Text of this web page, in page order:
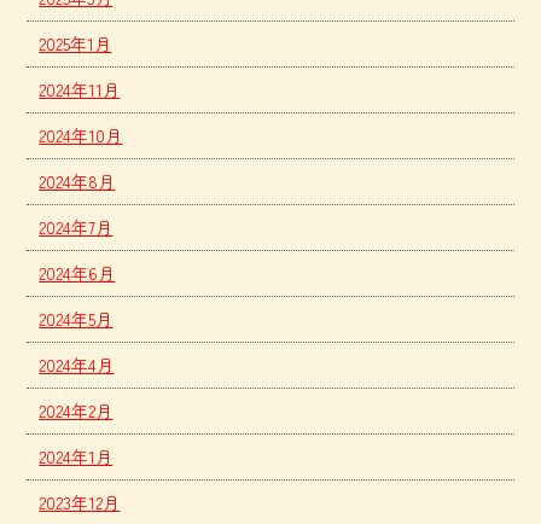
2025年1月
2024年11月
2024年10月
2024年8月
2024年7月
2024年6月
2024年5月
2024年4月
2024年2月
2024年1月
2023年12月